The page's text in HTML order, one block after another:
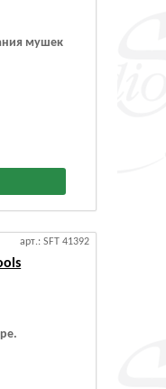
мушек
арт.: SFT 41392